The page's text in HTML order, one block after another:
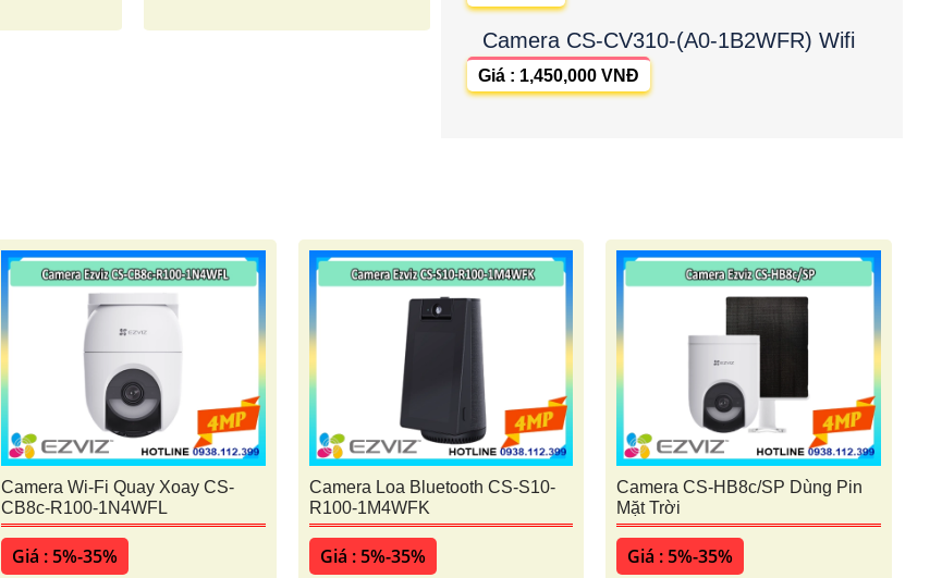
Camera CS-CV310-(A0-1B2WFR) Wifi
Giá : 1,450,000 VNĐ
Camera Wi-Fi Quay Xoay CS-
CB8c-R100-1N4WFL
Giá : 5%-35%
Camera Loa Bluetooth CS-S10-
R100-1M4WFK
Giá : 5%-35%
Camera CS-HB8c/SP Dùng Pin
Mặt Trời
Giá : 5%-35%